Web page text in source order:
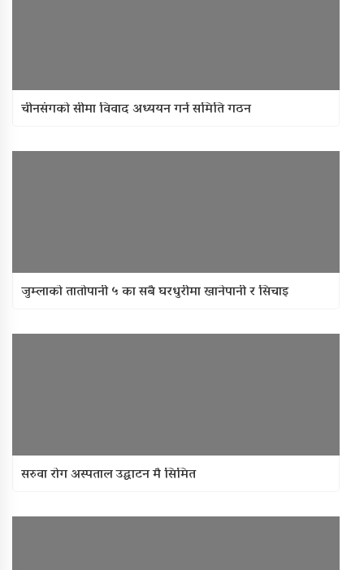
चीनसंगको सीमा विवाद अध्ययन गर्न समिति गठन
जुम्लाको तातोपानी ५ का सबै घरधुरीमा खानेपानी र सिँचाइ
सरुवा रोग अस्पताल उद्घाटन मै सिमित